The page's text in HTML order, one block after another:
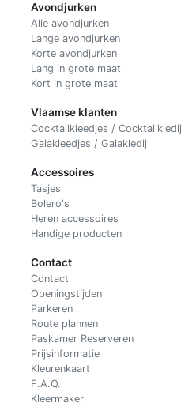
Avondjurken
Alle avondjurken
Lange avondjurken
Korte avondjurken
Lang in grote maat
Kort in grote maat
Vlaamse klanten
Cocktailkleedjes / Cocktailkledij
Galakleedjes / Galakledij
Accessoires
Tasjes
Bolero's
Heren accessoires
Handige producten
Contact
Contact
Openingstijden
Parkeren
Route plannen
Paskamer Reserveren
Prijsinformatie
Kleurenkaart
F.A.Q.
Kleermaker